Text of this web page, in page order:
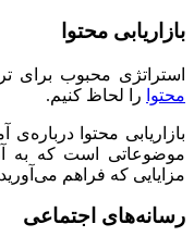
بازاریابی محتوا
استراتژی محبوب برای
محتوا را لحاظ کنیم.
بازاریابی محتوا
موضوعاتی است که به
مزایایی که فراهم
رسانه‌ها‌ی اجتماعی